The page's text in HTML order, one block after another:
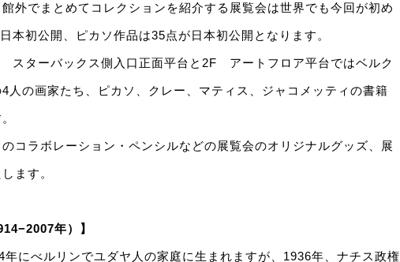
外でまとめてコレクションを紹介する展覧会は世界でも今回が初め
本初公開、ピカソ作品は35点が日本初公開となります。
スターバックス側入口正面平台と2F アートフロア平台ではベルク
人の画家たち、ピカソ、クレー、マティス、ジャコメッティの書籍
コラボレーション・ペンシルなどの展覧会のオリジナルグッズ、展
します。
年）】
にべルリンでユダヤ人の家庭に生まれますが、1936年、ナチス政権